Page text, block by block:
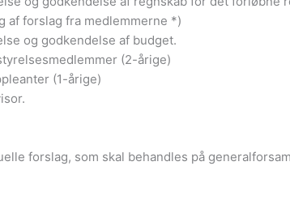
af forslag fra medlemmerne *)
og godkendelse af budget.
(2-årige)
(1-årige)
forslag, som skal behandles på